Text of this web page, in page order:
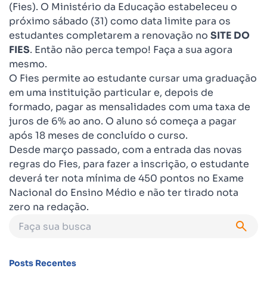
(Fies). O Ministério da Educação estabeleceu o
próximo sábado (31) como data limite para os
estudantes completarem a renovação no SITE DO
FIES. Então não perca tempo! Faça a sua agora
mesmo.
O Fies permite ao estudante cursar uma graduação
em uma instituição particular e, depois de
formado, pagar as mensalidades com uma taxa de
juros de 6% ao ano. O aluno só começa a pagar
após 18 meses de concluído o curso.
Desde março passado, com a entrada das novas
regras do Fies, para fazer a inscrição, o estudante
deverá ter nota mínima de 450 pontos no Exame
Nacional do Ensino Médio e não ter tirado nota
zero na redação.
Posts Recentes